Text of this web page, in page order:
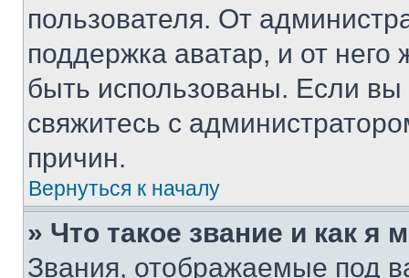
пользователя. От
поддержка аватар, и от него
быть использованы. Если
свяжитесь с
причин.
Вернуться к началу
» Что такое звание и как я
Звания, отображаемые под